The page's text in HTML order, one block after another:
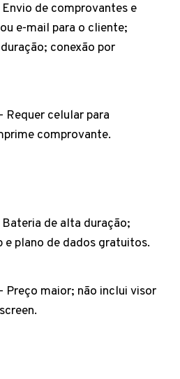
de comprovantes e
e-mail para o cliente;
conexão por
Requer celular para
comprovante.
de alta duração;
e plano de dados gratuitos.
Preço maior; não inclui visor